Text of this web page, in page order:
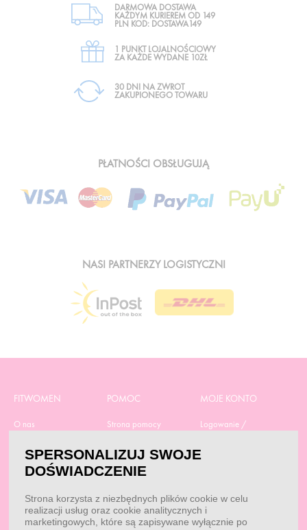
DARMOWA DOSTAWA
KAŻDYM KURIEREM OD 149
PLN KOD: DOSTAWA149
1 PUNKT LOJALNOŚCIOWY
ZA KAŻDE WYDANE 10ZŁ
30 DNI NA ZWROT
ZAKUPIONEGO TOWARU
PŁATNOŚCI OBSŁUGUJĄ
NASI PARTNERZY LOGISTYCZNI
FITWOMEN
O nas
RODO
Obowiązek
Dane do przelewu
Przepisy
POMOC
Strona pomocy
Regulamin zakupów
Aktualne promocje
Odstąp od umowy tutaj
Dobór suplementacji
MOJE KONTO
Logowanie /
Moje zamówienia
SPERSONALIZUJ SWOJE
DOŚWIADCZENIE
Strona korzysta z niezbędnych plików cookie w celu
realizacji usług oraz cookie analitycznych i
marketingowych, które są zapisywane wyłącznie po